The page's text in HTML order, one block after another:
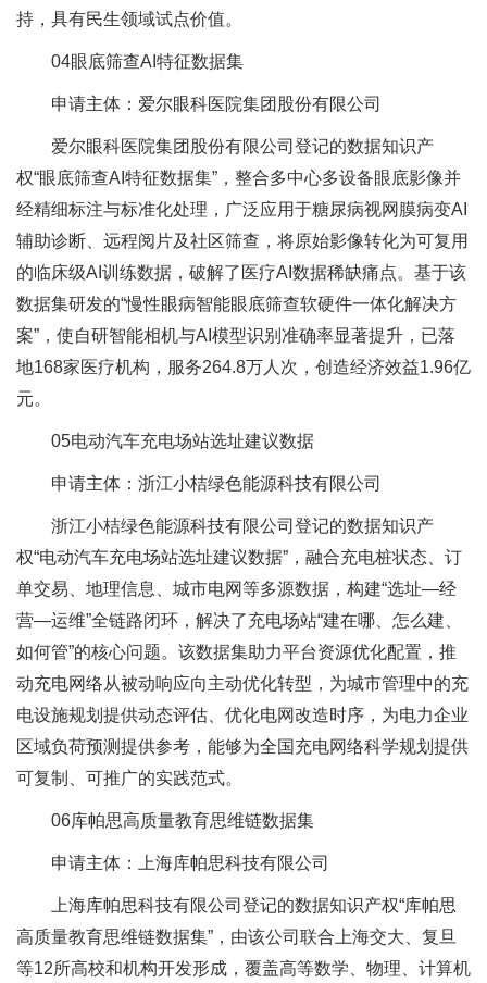
持，具有民生领域试点价值。
04眼底筛查AI特征数据集
申请主体：爱尔眼科医院集团股份有限公司
爱尔眼科医院集团股份有限公司登记的数据知识产
权“眼底筛查AI特征数据集”，整合多中心多设备眼底影像并
经精细标注与标准化处理，广泛应用于糖尿病视网膜病变AI
辅助诊断、远程阅片及社区筛查，将原始影像转化为可复用
的临床级AI训练数据，破解了医疗AI数据稀缺痛点。基于该
数据集研发的“慢性眼病智能眼底筛查软硬件一体化解决方
案”，使自研智能相机与AI模型识别准确率显著提升，已落
地168家医疗机构，服务264.8万人次，创造经济效益1.96亿
元。
05电动汽车充电场站选址建议数据
申请主体：浙江小桔绿色能源科技有限公司
浙江小桔绿色能源科技有限公司登记的数据知识产
权“电动汽车充电场站选址建议数据”，融合充电桩状态、订
单交易、地理信息、城市电网等多源数据，构建“选址—经
营—运维”全链路闭环，解决了充电场站“建在哪、怎么建、
如何管”的核心问题。该数据集助力平台资源优化配置，推
动充电网络从被动响应向主动优化转型，为城市管理中的充
电设施规划提供动态评估、优化电网改造时序，为电力企业
区域负荷预测提供参考，能够为全国充电网络科学规划提供
可复制、可推广的实践范式。
06库帕思高质量教育思维链数据集
申请主体：上海库帕思科技有限公司
上海库帕思科技有限公司登记的数据知识产权“库帕思
高质量教育思维链数据集”，由该公司联合上海交大、复旦
等12所高校和机构开发形成，覆盖高等数学、物理、计算机